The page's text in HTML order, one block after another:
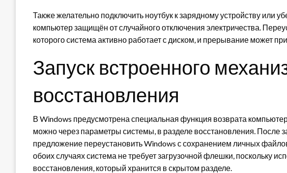
Также желательно подключить ноутбук к зарядному устройству или
компьютер защищён от случайного отключения электричества.
которого система активно работает с диском, и прерывание может
Запуск встроенного
восстановления
В Windows предусмотрена специальная функция возврата
можно через параметры системы, в разделе восстановления. После
предложение переустановить Windows с сохранением личных
обоих случаях система не требует загрузочной флешки, поскольку
восстановления, который хранится в скрытом разделе.